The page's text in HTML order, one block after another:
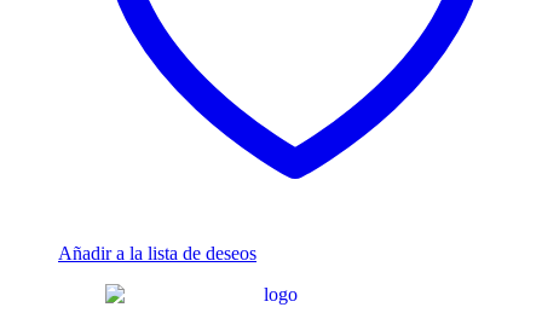
Añadir a la lista de deseos